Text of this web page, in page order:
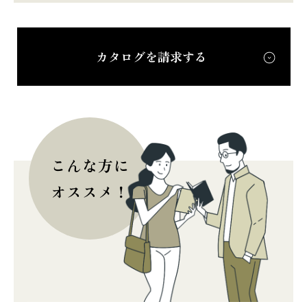
カタログを請求する
こんな方に
オススメ！